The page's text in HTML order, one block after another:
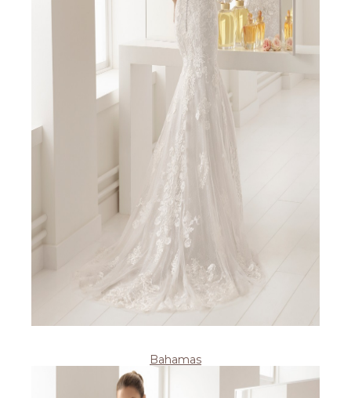
Bahamas